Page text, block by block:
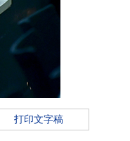
打印文字稿